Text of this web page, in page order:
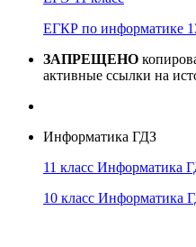
ЕГКР по информатике
ЗАПРЕЩЕНО
активные ссылки на
Информатика ГДЗ
11 класс Информатика
10 класс Информатика